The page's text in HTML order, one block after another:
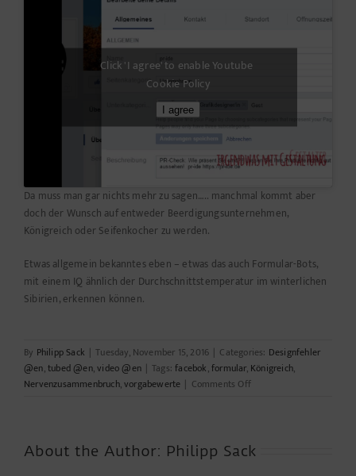
Click 'I agree' to enable Youtube
Cookie Policy
I agree
Da muss man gar nichts mehr zu sagen….. manchmal kommt aber
doch der Wunsch auf entweder Beerdigungsunternehmen,
Königreich oder Seifenkocher zu werden.
Etwas allgemein bekanntes eben – etwas das auch Formular-Bots,
mit einem IQ ähnlich der Durchschnittstemperatur im winterlichen
Sibirien, erkennen können.
By Philipp Sack | Tuesday, November 15, 2016 | Categories: Designfehler
@en,tubed @en,video @en | Tags:facebok,formular, Königreich,
Nervenzusammenbruch,vorgabewerte | Comments Offon
und
About the Author: Philipp Sack